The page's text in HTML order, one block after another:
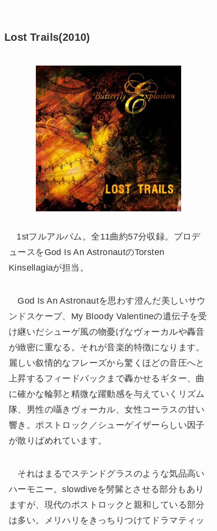
Lost Trails(2010)
1stフルアルバム。全11曲約57分収録。プロデ
ュースをGod Is An AstronautのTorsten
Kinsellagiaが担当。
God Is An Astronautを思わす澄んだ美しいサウ
ンドスケープ、My Bloody Valentineの遺伝子を受
け継いだシューゲ風の物憂げなヴォーカルや轟音
が緻密に重なる。それが音楽的特徴になります。
麗しい叙情的なフレーズから驚くほどの音圧へと
上昇するフィードバックまで轟かせるギター、曲
に確かな輪郭と精微な躍動感を与えていくリズム
隊、男性の囁きヴォーカル、女性コーラスの甘い
響き。ポストロック／シューゲイザーらしい因子
が散りばめれています。
それはまるでステンドグラスのような気品高い
ハーモニー。slowdiveを髣髴とさせる部分もあり
ますが、現代のポストロックと親和している部分
は多い。メリハリをきっちりつけてドラマティッ